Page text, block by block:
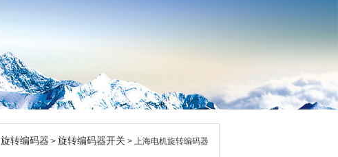
旋转编码器 > 旋转编码器开关 > 上海电机旋转编码器